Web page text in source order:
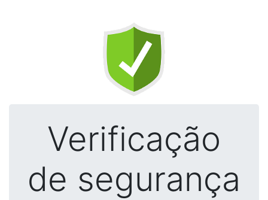
Verificação
de segurança